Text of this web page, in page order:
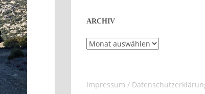
ARCHIV
Archiv
Impressum /